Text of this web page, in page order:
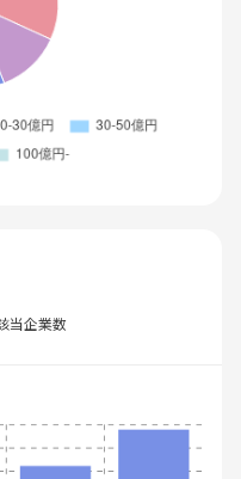
当企業数